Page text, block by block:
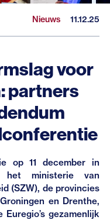
Nieuws 11.12.25
voor
partners
op 11 december in
het ministerie van
(SZW), de provincies
en Drenthe,
Euregio’s gezamenlijk